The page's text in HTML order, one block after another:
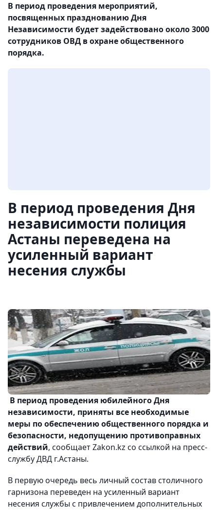
В период проведения мероприятий,
посвященных празднованию Дня
Независимости будет задействовано около 3000
сотрудников ОВД в охране общественного
порядка.
В период проведения Дня
независимости полиция
Астаны переведена на
усиленный вариант
несения службы
В период проведения юбилейного Дня
независимости, приняты все необходимые
меры по обеспечению общественного порядка и
безопасности, недопущению противоправных
действий, сообщает Zakon.kz со ссылкой на пресс-
службу ДВД г.Астаны.
В первую очередь весь личный состав столичного
гарнизона переведен на усиленный вариант
несения службы с привлечением дополнительных